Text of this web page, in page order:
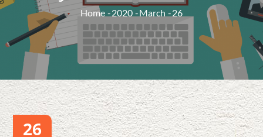
Home 2020 March 26
26